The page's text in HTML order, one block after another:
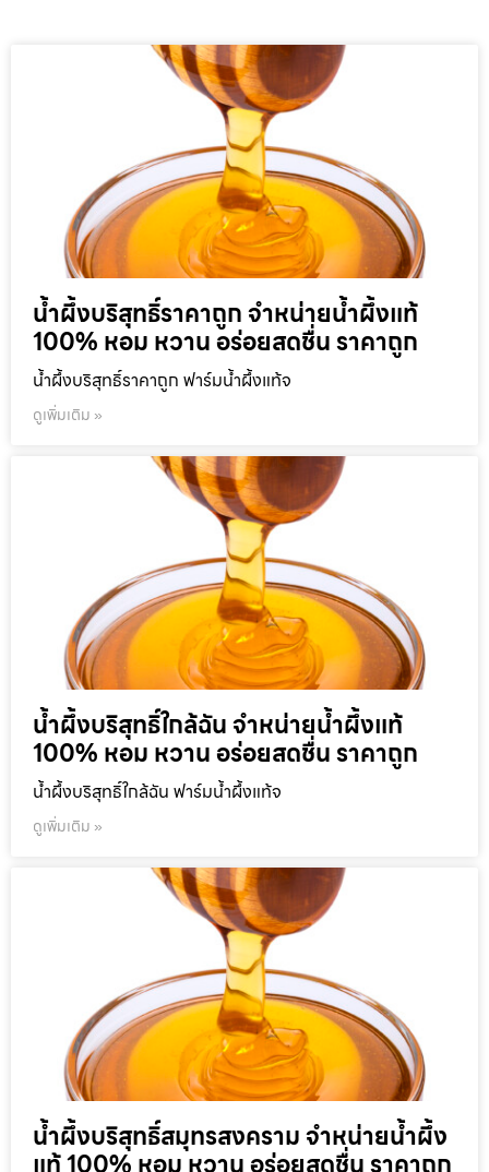
น้ำผึ้งบริสุทธิ์ราคาถูก จำหน่ายน้ำผึ้งแท้
100% หอม หวาน อร่อยสดชื่น ราคาถูก
น้ำผึ้งบริสุทธิ์ราคาถูก ฟาร์มน้ำผึ้งแท้จ
ดูเพิ่มเติม »
น้ำผึ้งบริสุทธิ์ใกล้ฉัน จำหน่ายน้ำผึ้งแท้
100% หอม หวาน อร่อยสดชื่น ราคาถูก
น้ำผึ้งบริสุทธิ์ใกล้ฉัน ฟาร์มน้ำผึ้งแท้จ
ดูเพิ่มเติม »
น้ำผึ้งบริสุทธิ์สมุทรสงคราม จำหน่ายน้ำผึ้ง